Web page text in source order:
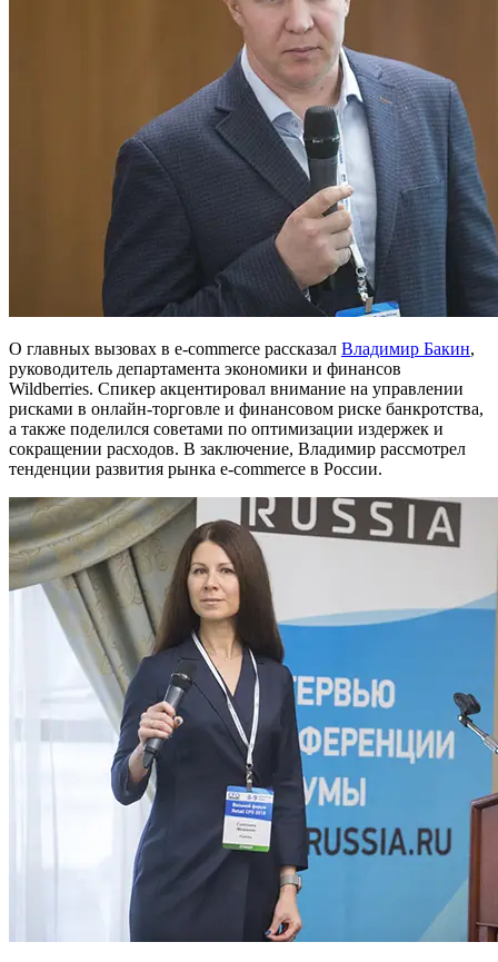
О главных вызовах в e-commerce рассказал Владимир Бакин,
руководитель департамента экономики и финансов
Wildberries. Спикер акцентировал внимание на управлении
рисками в онлайн-торговле и финансовом риске банкротства,
а также поделился советами по оптимизации издержек и
сокращении расходов. В заключение, Владимир рассмотрел
тенденции развития рынка e-commerce в России.